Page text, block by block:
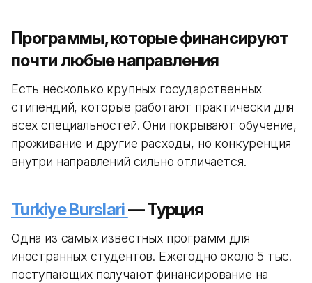
Программы, которые финансируют
почти любые направления
Есть несколько крупных государственных
стипендий, которые работают практически для
всех специальностей. Они покрывают обучение,
проживание и другие расходы, но конкуренция
внутри направлений сильно отличается.
Turkiye Burslari— Турция
Одна из самых известных программ для
иностранных студентов. Ежегодно около 5 тыс.
поступающих получают финансирование на